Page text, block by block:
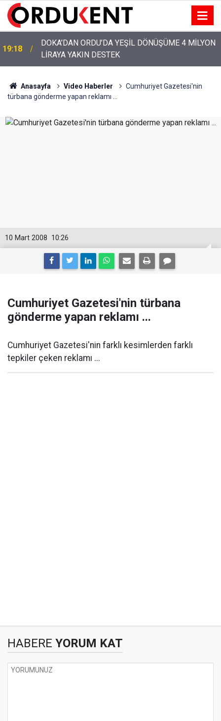
12:46
YENİ PARTİ’NİN ORDU’DAKİ 69 KİŞİLİK KURUCU
KADROSU AÇIKLANDI
Anasayfa Video Haberler
Cumhuriyet Gazetesi'nin
türbana gönderme yapan reklamı ...
10:26
10 Mart 2008
Cumhuriyet Gazetesi'nin türbana
gönderme yapan reklamı ...
Cumhuriyet Gazetesi'nin farklı kesimlerden farklı
tepkiler çeken reklamı ...
HABERE YORUM KAT